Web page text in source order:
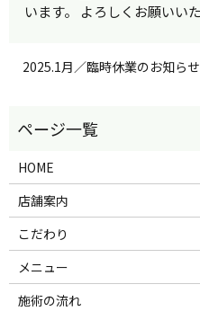
います。 よろしくお願いいた
2025.1月／臨時休業のお知らせ
HOME
店舗案内
こだわり
メニュー
施術の流れ